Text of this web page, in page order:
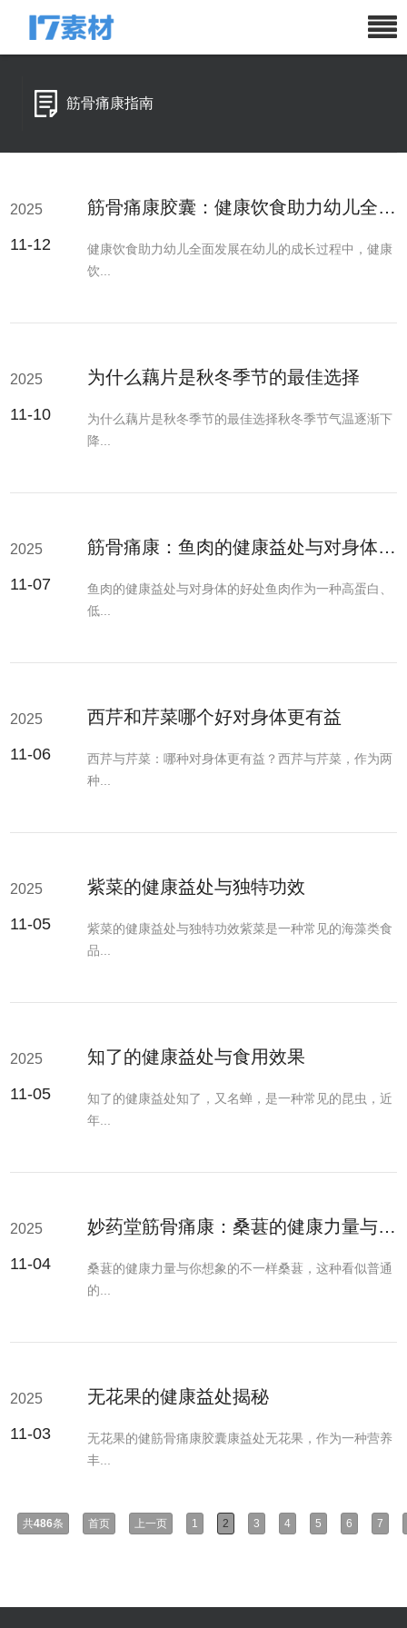
筋骨痛康指南
2025
11-12
筋骨痛康胶囊：健康饮食助力幼儿全面发展
健康饮食助力幼儿全面发展在幼儿的成长过程中，健康
饮...
2025
11-10
为什么藕片是秋冬季节的最佳选择
为什么藕片是秋冬季节的最佳选择秋冬季节气温逐渐下
降...
2025
11-07
筋骨痛康：鱼肉的健康益处与对身体的好处
鱼肉的健康益处与对身体的好处鱼肉作为一种高蛋白、
低...
2025
11-06
西芹和芹菜哪个好对身体更有益
西芹与芹菜：哪种对身体更有益？西芹与芹菜，作为两
种...
2025
11-05
紫菜的健康益处与独特功效
紫菜的健康益处与独特功效紫菜是一种常见的海藻类食
品...
2025
11-05
知了的健康益处与食用效果
知了的健康益处知了，又名蝉，是一种常见的昆虫，近
年...
2025
11-04
妙药堂筋骨痛康：桑葚的健康力量与你想象的不一样
桑葚的健康力量与你想象的不一样桑葚，这种看似普通
的...
2025
11-03
无花果的健康益处揭秘
无花果的健筋骨痛康胶囊康益处无花果，作为一种营养
丰...
共486条 首页 上一页 1 2 3 4 5 6 7